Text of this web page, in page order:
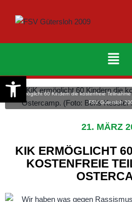
KiK ermöglicht 60 Kindern die kostenfreie
FSV Gütersloh
21. MÄRZ
KIK ERMÖGLICHT
KOSTENFREIE
Werkzeugleiste